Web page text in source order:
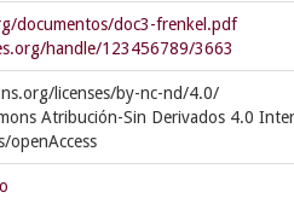
documentos/doc3-frenkel.pdf
handle/123456789/3663
licenses/by-nc-nd/4.0/
Atribución-Sin Derivados 4.0
openAccess